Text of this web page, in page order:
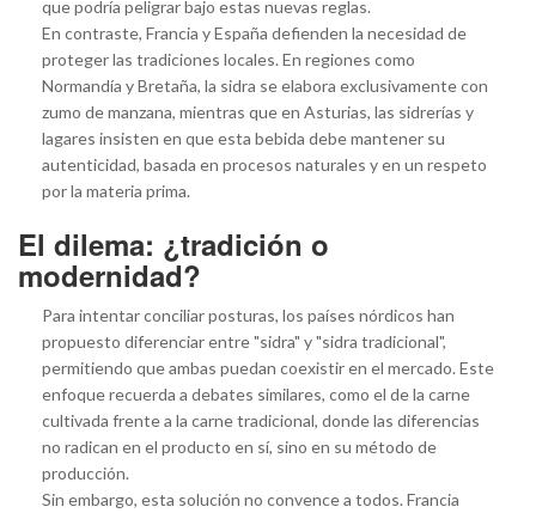
que podría peligrar bajo estas nuevas reglas.
En contraste, Francia y España defienden la necesidad de
proteger las tradiciones locales. En regiones como
Normandía y Bretaña, la sidra se elabora exclusivamente con
zumo de manzana, mientras que en Asturias, las sidrerías y
lagares insisten en que esta bebida debe mantener su
autenticidad, basada en procesos naturales y en un respeto
por la materia prima.
El dilema: ¿tradición o
modernidad?
Para intentar conciliar posturas, los países nórdicos han
propuesto diferenciar entre "sidra" y "sidra tradicional",
permitiendo que ambas puedan coexistir en el mercado. Este
enfoque recuerda a debates similares, como el de la carne
cultivada frente a la carne tradicional, donde las diferencias
no radican en el producto en sí, sino en su método de
producción.
Sin embargo, esta solución no convence a todos. Francia